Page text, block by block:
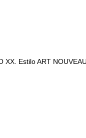
XX. Estilo ART